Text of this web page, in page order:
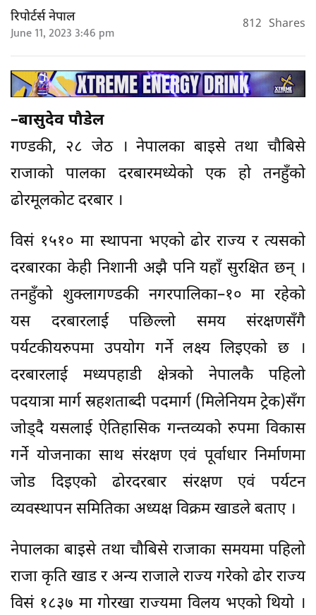
रिपोर्टर्स नेपाल
June 11, 2023 3:46 pm 812 Shares
–बासुदेव पौडेल
गण्डकी, २८ जेठ । नेपालका बाइसे तथा चौबिसे
राजाको पालका दरबारमध्येको एक हो तनहुँको
ढोरमूलकोट दरबार ।
विसं १५१० मा स्थापना भएको ढोर राज्य र त्यसको
दरबारका केही निशानी अझै पनि यहाँ सुरक्षित छन् ।
तनहुँको शुक्लागण्डकी नगरपालिका–१० मा रहेको
यस दरबारलाई पछिल्लो समय संरक्षणसँगै
पर्यटकीयरुपमा उपयोग गर्ने लक्ष्य लिइएको छ ।
दरबारलाई मध्यपहाडी क्षेत्रको नेपालकै पहिलो
पदयात्रा मार्ग स्रहशताब्दी पदमार्ग (मिलेनियम ट्रेक)सँग
जोड्दै यसलाई ऐतिहासिक गन्तव्यको रुपमा विकास
गर्ने योजनाका साथ संरक्षण एवं पूर्वाधार निर्माणमा
जोड दिइएको ढोरदरबार संरक्षण एवं पर्यटन
व्यवस्थापन समितिका अध्यक्ष विक्रम खाडले बताए ।
नेपालका बाइसे तथा चौबिसे राजाका समयमा पहिलो
राजा कृति खाड र अन्य राजाले राज्य गरेको ढोर राज्य
विसं १८३७ मा गोरखा राज्यमा विलय भएको थियो ।